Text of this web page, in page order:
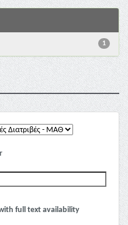
1
full text availability